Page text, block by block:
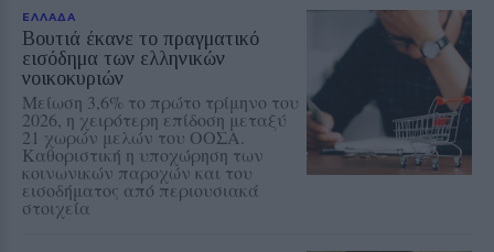
ΕΛΛΑΔΑ
Βουτιά έκανε το πραγματικό
εισόδημα των ελληνικών
νοικοκυριών
Μείωση 3,6% το πρώτο τρίμηνο του
2026, η χειρότερη επίδοση μεταξύ
21 χωρών μελών του ΟΟΣΑ.
Καθοριστική η υποχώρηση των
κοινωνικών παροχών και του
εισοδήματος από περιουσιακά
στοιχεία